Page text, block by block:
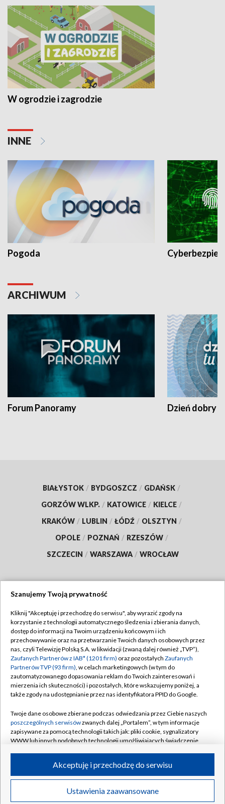
W ogrodzie i zagrodzie
INNE
Pogoda
ARCHIWUM
Forum Panoramy Dzień dobry
BIAŁYSTOK / BYDGOSZCZ / GDAŃSK /
GORZÓW WLKP. / KATOWICE / KIELCE /
KRAKÓW / LUBLIN / ŁÓDŹ / OLSZTYN /
OPOLE / POZNAŃ / RZESZÓW /
SZCZECIN / WARSZAWA / WROCŁAW
TVP
Abonament TVP
Emisja w TVP
Centrum informacji TVP
Naziemna Telewizja Cyfrowa
Rada Programowa
System NOS
Informacje o nadawcy
Program dla prasy
Ogłoszenie przetargowe
Regulamin TVP
Polityka prywatności
Moje zgody
Pomoc
Kontakt
Kanały
©2026 Telewizja Polska S.A. w likwidacji
Szanujemy Twoją prywatność
Kliknij "Akceptuję i przechodzę do serwisu", aby wyrazić zgody na
korzystanie z technologii automatycznego śledzenia i zbierania danych,
dostęp do informacji na Twoim urządzeniu końcowym i ich
przechowywanie oraz na przetwarzanie Twoich danych osobowych przez
nas, czyli Telewizję Polską S.A. w likwidacji (zwaną dalej również „TVP”),
Zaufanych Partnerów z IAB* (1201 firm) oraz pozostałych Zaufanych
Partnerów TVP (93 firm), w celach marketingowych (w tym do
zautomatyzowanego dopasowania reklam do Twoich zainteresowań i
mierzenia ich skuteczności) i pozostałych, które wskazujemy poniżej, a
także zgody na udostępnianie przez nas identyfikatora PPID do Google.
Twoje dane osobowe zbierane podczas odwiedzania przez Ciebie naszych
poszczególnych serwisówzwanych dalej „Portalem”, w tym informacje
zapisywane za pomocą technologii takich jak: pliki cookie, sygnalizatory
WWW lub innych podobnych technologii umożliwiających świadczenie
ruchu w Internecie.
Twoje dane osobowe zbierane podczas odwiedzania przez Ciebie
poszczególnych serwisówna Portalu, takie jak adresy IP, identyfikatory
Ustawienia zaawansowane
Akceptuję i przechodzę do serwisu